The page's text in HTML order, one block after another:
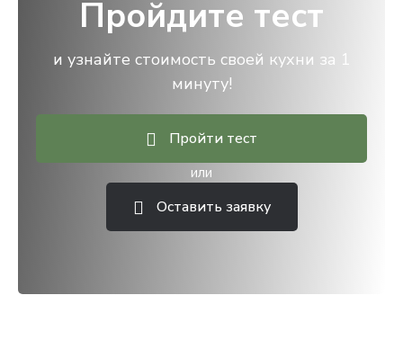
Пройдите тест
и узнайте стоимость своей кухни за 1
минуту!
Пройти тест
или
Оставить заявку